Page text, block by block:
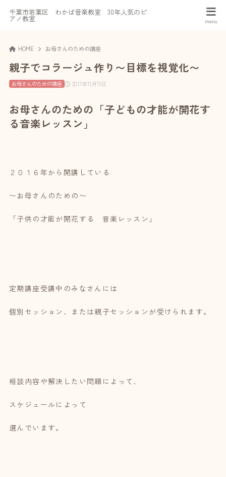
千葉市若葉区 わかば音楽教室 30年人気のピ
アノ教室
HOME お母さんのための講座
親子でコラージュ作り〜目標を視覚化〜
2017年11月11日
お母さんのための講座
お母さんのための「子どもの才能が開花す
る音楽レッスン」
２０１６年から開講している
〜お母さんのための〜
「子供の才能が開花する 音楽レッスン」
定期講座受講中のみなさんには
個別セッション、または親子セッションが受けられます。
相談内容や解決したい問題によって、
スケジュールによって
選んでいます。